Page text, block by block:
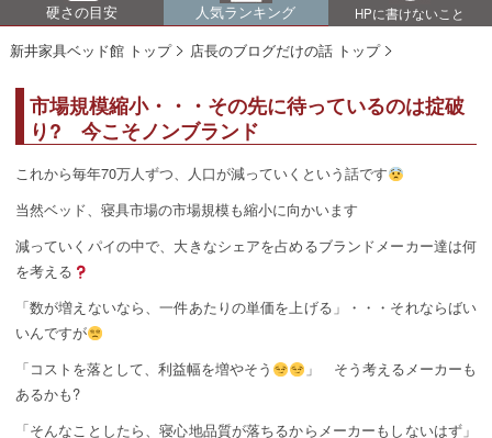
硬さの目安 人気ランキング HPに書けないこと
新井家具ベッド館 トップ 店長のブログだけの話 トップ
市場規模縮小・・・その先に待っているのは掟破
り? 今こそノンブランド
これから毎年70万人ずつ、人口が減っていくという話です
当然ベッド、寝具市場の市場規模も縮小に向かいます
減っていくパイの中で、大きなシェアを占めるブランドメーカー達は何
を考える
「数が増えないなら、一件あたりの単価を上げる」・・・それならばい
いんですが
「コストを落として、利益幅を増やそう
」 そう考えるメーカーも
あるかも?
「そんなことしたら、寝心地品質が落ちるからメーカーもしないはず」